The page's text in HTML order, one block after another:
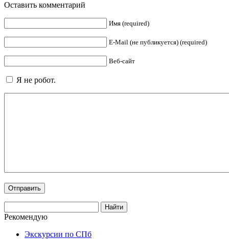
Оставить комментарий
Имя (required)
E-Mail (не публикуется) (required)
Веб-сайт
Я не робот.
Рекомендую
Экскурсии по СПб